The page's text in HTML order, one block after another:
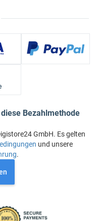
Bezahlmethode
GmbH. Es gelten
und unsere
.